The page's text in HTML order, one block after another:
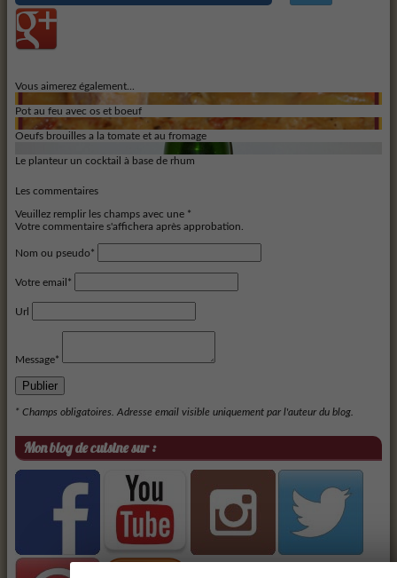
Vous aimerez également...
Pot au feu avec os et boeuf
Oeufs brouilles a la tomate et au fromage
Le planteur un cocktail à base de rhum
Les commentaires
Veuillez remplir les champs avec une *
Votre commentaire s'affichera après approbation.
Nom ou pseudo*
Votre email*
Url
Message*
Publier
* Champs obligatoires. Adresse email visible uniquement par l'auteur du blog.
Mon blog de cuisine sur :